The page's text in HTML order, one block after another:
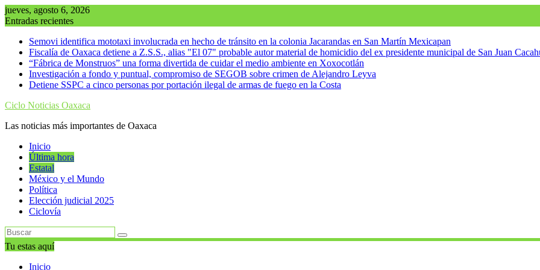
Saltar
al
jueves, agosto 6, 2026
Entradas recientes
Semovi identifica mototaxi involucrada en hecho de tránsito en la colonia Jacarandas en San Martín Mexicapan
Fiscalía de Oaxaca detiene a Z.S.S., alias "El 07" probable autor material de homicidio del ex presidente municipal de San Juan
“Fábrica de Monstruos” una forma divertida de cuidar el medio ambiente en Xoxocotlán
Investigación a fondo y puntual, compromiso de SEGOB sobre crimen de Alejandro Leyva
Detiene SSPC a cinco personas por portación ilegal de armas de fuego en la Costa
Ciclo Noticias Oaxaca
Las noticias más importantes de Oaxaca
Inicio
Última hora
Estatal
México y el Mundo
Política
Elección judicial 2025
Ciclovía
Tu estas aquí
Inicio